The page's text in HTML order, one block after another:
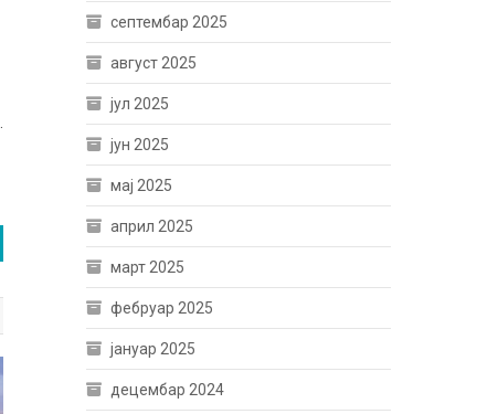
септембар 2025
август 2025
јул 2025
јун 2025
мај 2025
април 2025
март 2025
фебруар 2025
јануар 2025
децембар 2024